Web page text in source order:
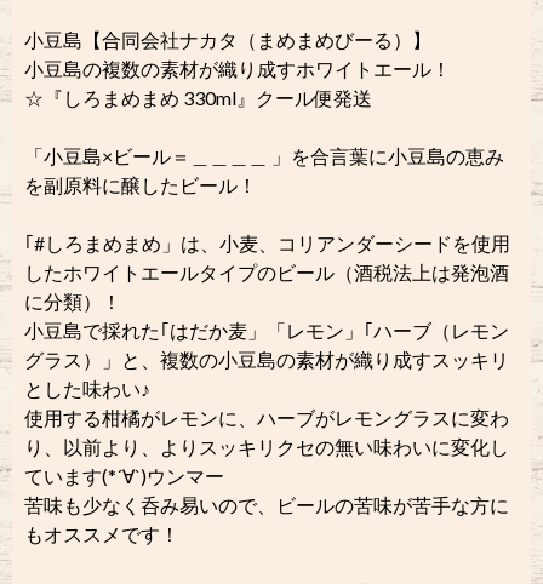
小豆島【合同会社ナカタ（まめまめびーる）】
小豆島の複数の素材が織り成すホワイトエール！
☆『しろまめまめ 330ml』クール便発送
「小豆島×ビール＝＿＿＿＿ 」を合言葉に小豆島の恵み
を副原料に醸したビール！
｢#しろまめまめ」は、小麦、コリアンダーシードを使用
したホワイトエールタイプのビール（酒税法上は発泡酒
に分類）！
小豆島で採れた｢はだか麦」「レモン」｢ハーブ（レモン
グラス）」と、複数の小豆島の素材が織り成すスッキリ
とした味わい♪
使用する柑橘がレモンに、ハーブがレモングラスに変わ
り、以前より、よりスッキリクセの無い味わいに変化し
ています(*´∀`)ウンマー
苦味も少なく呑み易いので、ビールの苦味が苦手な方に
もオススメです！